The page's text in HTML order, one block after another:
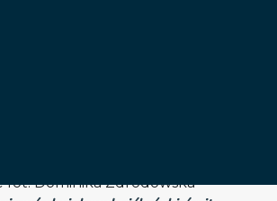
fot. Dominika Zdrodowska